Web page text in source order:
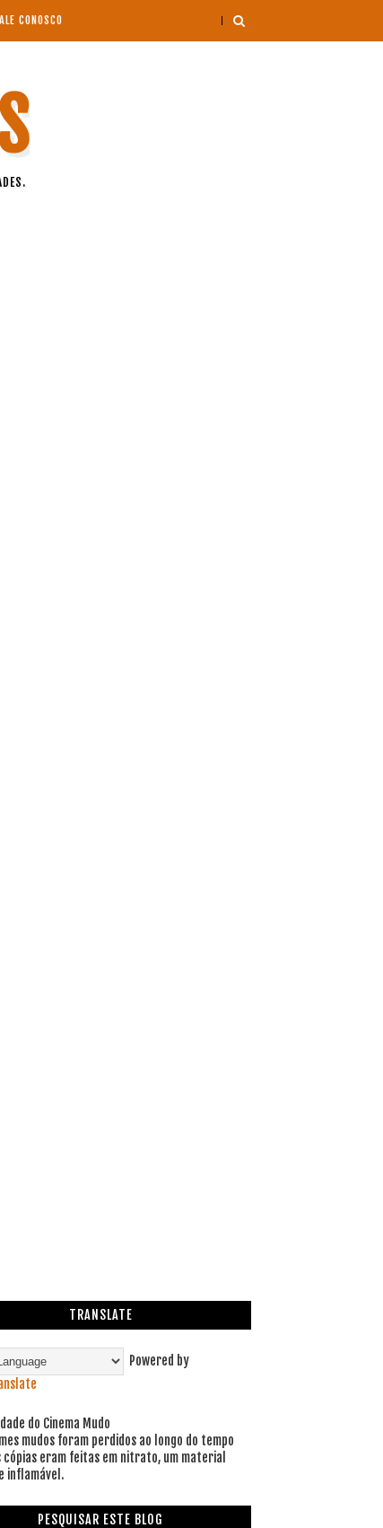
CONOSCO
TRANSLATE
Powered by
do Cinema Mudo
mudos foram perdidos ao longo do tempo
cópias eram feitas em nitrato, um material
inflamável.
PESQUISAR ESTE BLOG